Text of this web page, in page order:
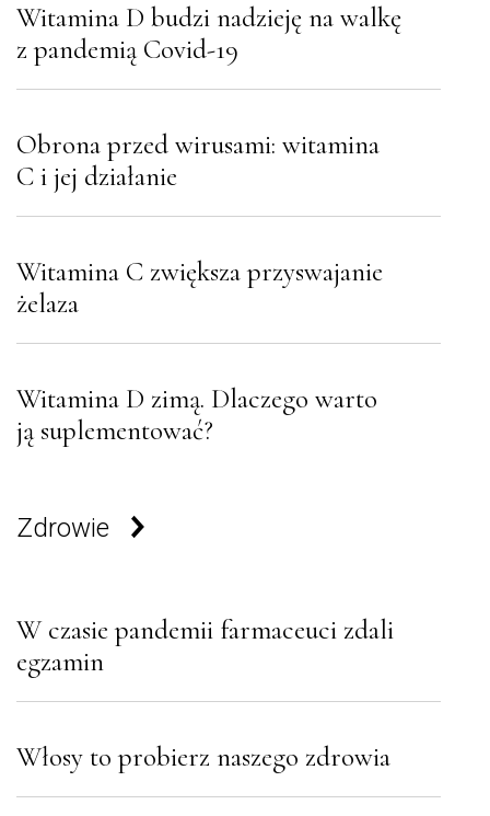
Witamina D budzi nadzieję na walkę
z pandemią Covid-19
Obrona przed wirusami: witamina
C i jej działanie
Witamina C zwiększa przyswajanie
żelaza
Witamina D zimą. Dlaczego warto
ją suplementować?
Zdrowie
W czasie pandemii farmaceuci zdali
egzamin
Włosy to probierz naszego zdrowia